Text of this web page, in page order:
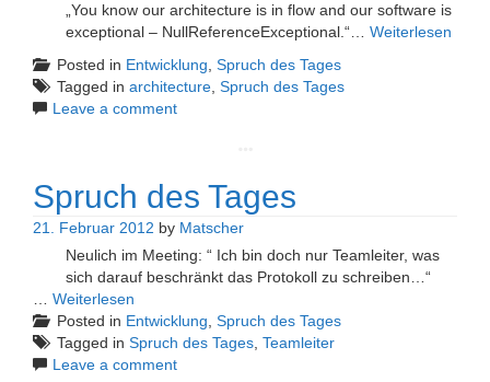
„You know our architecture is in flow and our software is
exceptional – NullReferenceExceptional.“… Weiterlesen
Posted in Entwicklung, Spruch des Tages
Tagged in architecture, Spruch des Tages
Leave a comment
Spruch des Tages
21. Februar 2012 by Matscher
Neulich im Meeting: “ Ich bin doch nur Teamleiter, was
sich darauf beschränkt das Protokoll zu schreiben…“
… Weiterlesen
Posted in Entwicklung, Spruch des Tages
Tagged in Spruch des Tages, Teamleiter
Leave a comment